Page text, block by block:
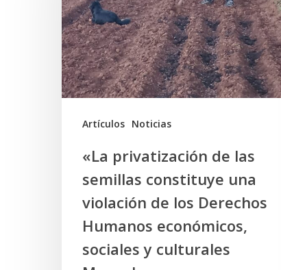
Artículos Noticias
las
semillas
constituye
una
violación
Derechos
Humanos
económicos,
sociales
«La privatización de las
semillas constituye una
violación de los Derechos
Humanos económicos,
sociales y culturales